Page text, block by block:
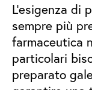
L’esigenza di
sempre più
farmaceutica
particolari
preparato